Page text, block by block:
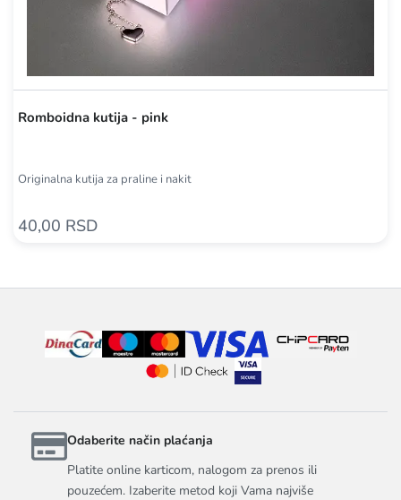
Romboidna kutija - pink
Originalna kutija za praline i nakit
40,00 RSD
Odaberite način plaćanja
Platite online karticom, nalogom za prenos ili
pouzećem. Izaberite metod koji Vama najviše